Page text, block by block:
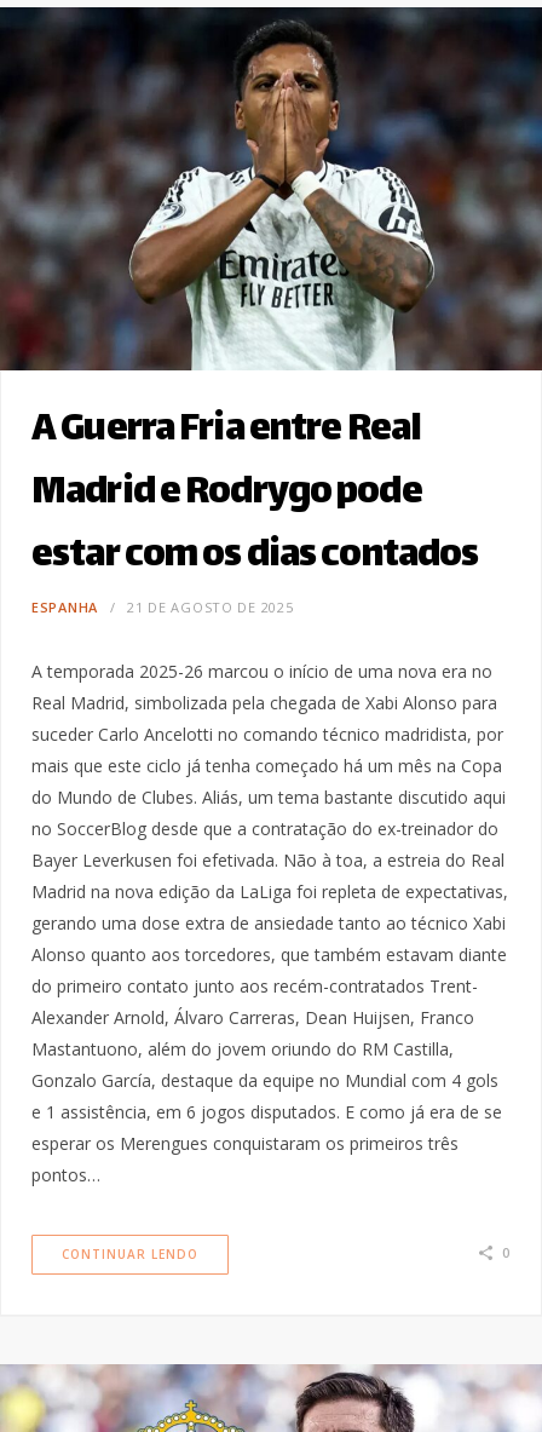
A Guerra Fria entre Real
Madrid e Rodrygo pode
estar com os dias contados
ESPANHA 21 DE AGOSTO DE 2025
A temporada 2025-26 marcou o início de uma nova era no
Real Madrid, simbolizada pela chegada de Xabi Alonso para
suceder Carlo Ancelotti no comando técnico madridista, por
mais que este ciclo já tenha começado há um mês na Copa
do Mundo de Clubes. Aliás, um tema bastante discutido aqui
no SoccerBlog desde que a contratação do ex-treinador do
Bayer Leverkusen foi efetivada. Não à toa, a estreia do Real
Madrid na nova edição da LaLiga foi repleta de expectativas,
gerando uma dose extra de ansiedade tanto ao técnico Xabi
Alonso quanto aos torcedores, que também estavam diante
do primeiro contato junto aos recém-contratados Trent-
Alexander Arnold, Álvaro Carreras, Dean Huijsen, Franco
Mastantuono, além do jovem oriundo do RM Castilla,
Gonzalo García, destaque da equipe no Mundial com 4 gols
e 1 assistência, em 6 jogos disputados. E como já era de se
esperar os Merengues conquistaram os primeiros três
pontos…
CONTINUAR LENDO 0